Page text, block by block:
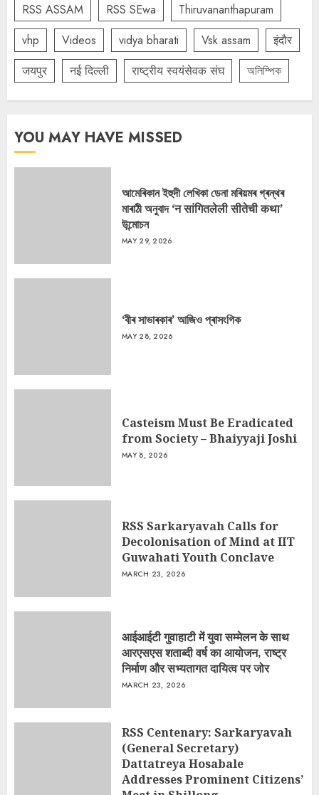
RSS ASSAM
RSS SEwa
Thiruvananthapuram
vhp
Videos vidya bharati Vsk assam
इंदौर
जयपुर
नई दिल्ली राष्ट्रीय स्वयंसेवक संघ অলিম্পিক
YOU MAY HAVE MISSED
আমেৰিকান ইহুদী লেখিকা ডেনা মৰিয়মৰ গ্ৰন্থৰ
মাৰাঠী অনুবাদ ‘न सांगितलेली सीतेची कथा’
উন্মোচন
MAY 29, 2026
‘বীৰ সাভাৰকাৰ’ আজিও প্ৰাসংগিক
MAY 28, 2026
Casteism Must Be Eradicated
from Society – Bhaiyyaji Joshi
MAY 8, 2026
RSS Sarkaryavah Calls for
Decolonisation of Mind at IIT
Guwahati Youth Conclave
MARCH 23, 2026
आईआईटी गुवाहाटी में युवा सम्मेलन के साथ
आरएसएस शताब्दी वर्ष का आयोजन, राष्ट्र
निर्माण और सभ्यतागत दायित्व पर जोर
MARCH 23, 2026
RSS Centenary: Sarkaryavah
(General Secretary)
Dattatreya Hosabale
Addresses Prominent Citizens’